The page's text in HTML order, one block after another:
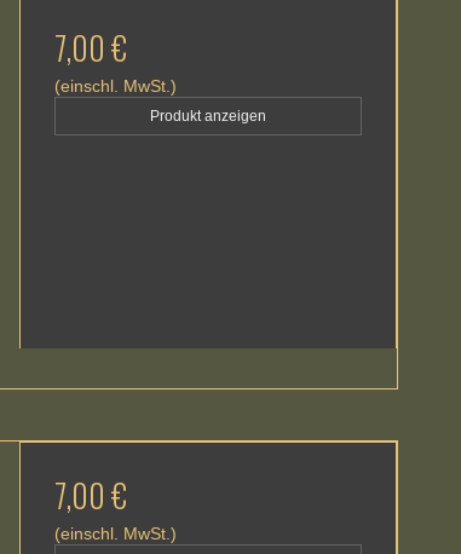
7,00 €
(einschl. MwSt.)
Produkt anzeigen
7,00 €
(einschl. MwSt.)